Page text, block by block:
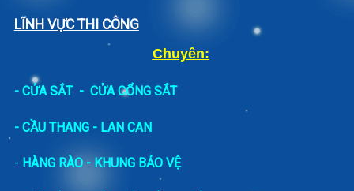
LĨNH VỰC THI CÔNG
Chuyên:
- CỬA SẮT- CỬA CỔNG SẮT
- CẦU THANG - LAN CAN
- HÀNG RÀO - KHUNG BẢO VỆ